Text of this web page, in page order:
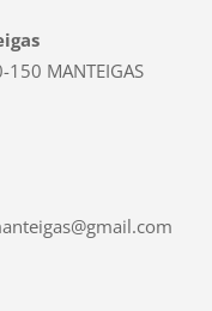
MANTEIGAS